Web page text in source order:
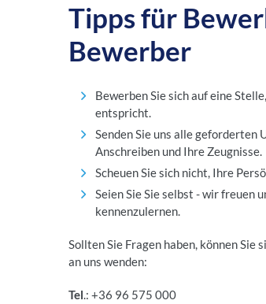
Tipps für
Bewerber
Bewerben Sie sich auf eine
entspricht.
Senden Sie uns alle geforderten
Anschreiben und Ihre Zeugnisse.
Scheuen Sie sich nicht, Ihre
Seien Sie Sie selbst - wir freuen
kennenzulernen.
Sollten Sie Fragen haben, können
an uns wenden:
Tel.: +36 96 575 000